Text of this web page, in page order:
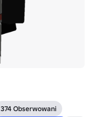
374 Obserwowani